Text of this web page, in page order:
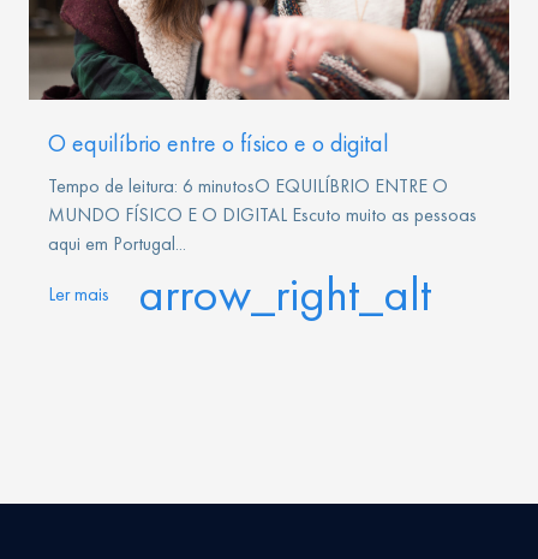
O equilíbrio entre o físico e o digital
Tempo de leitura: 6 minutosO EQUILÍBRIO ENTRE O
MUNDO FÍSICO E O DIGITAL Escuto muito as pessoas
aqui em Portugal...
Ler mais arrow_right_alt